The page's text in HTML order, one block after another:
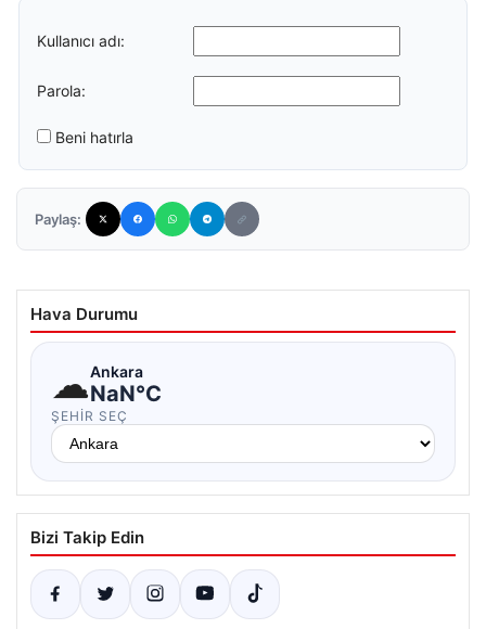
Kullanıcı adı:
Parola:
Beni hatırla
Paylaş:
Hava Durumu
☁Ankara
NaN°C
ŞEHIR SEÇ
Bizi Takip Edin